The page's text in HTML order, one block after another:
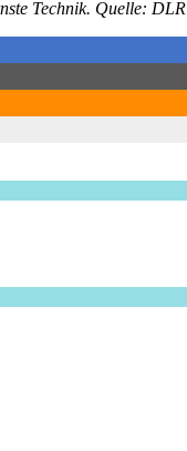
Technik. Quelle: DLR